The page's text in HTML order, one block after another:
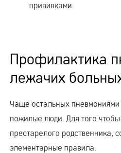
прививками.
Профилактика
лежачих
Чаще остальных
пожилые люди. Для того
престарелого родственника,
элементарные правила.